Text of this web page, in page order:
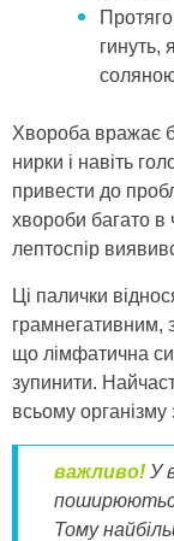
гинуть,
Хвороба вражає
нирки і навіть
привести до
хвороби багато в
лептоспір
Ці палички
грамнегативним,
що лімфатична
зупинити.
всьому
важливо! У
Тому